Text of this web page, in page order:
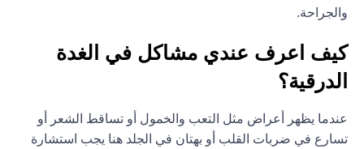
والجراحة.
كيف اعرف عندي مشاكل في الغدة
الدرقية؟
عندما يظهر أعراض مثل التعب والخمول أو تساقط الشعر أو
تسارع في ضربات القلب أو بهتان في الجلد هنا يجب استشارة